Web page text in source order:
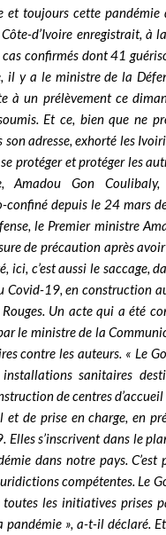
et toujours cette
d’Ivoire enregistrait,
confirmés dont 41
il y a le ministre de la
à un prélèvement ce
Et ce, bien que ne
adresse, exhorté les
protéger et protéger les
Amadou Gon
confiné depuis le 24 mars
le Premier ministre
de précaution après
ici, c’est aussi le
Covid-19, en construction
Un acte qui a été
le ministre de la
contre les auteurs. « Le
sanitaires
de centres
et de prise en charge, en
Elles s’inscrivent dans le
dans notre pays. C’est
compétentes. Le
les initiatives prises
», a-t-il déclaré.